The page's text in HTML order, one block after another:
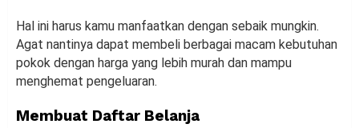
Hal ini harus kamu manfaatkan dengan sebaik mungkin.
Agat nantinya dapat membeli berbagai macam kebutuhan
pokok dengan harga yang lebih murah dan mampu
menghemat pengeluaran.
Membuat Daftar Belanja